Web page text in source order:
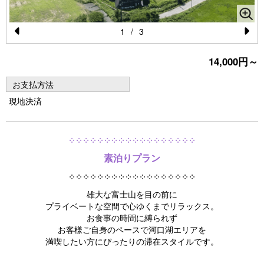
Pr
vi
o
N
e
1 / 3
14,000円～
お支払方法
現地決済
༶ ༶ ༶ ༶ ༶ ༶ ༶ ༶ ༶ ༶ ༶ ༶ ༶ ༶ ༶ ༶ ༶ ༶
素泊りプラン
༶ ༶ ༶ ༶ ༶ ༶ ༶ ༶ ༶ ༶ ༶ ༶ ༶ ༶ ༶ ༶ ༶ ༶
雄大な富士山を目の前に
プライベートな空間で心ゆくまでリラックス。
お食事の時間に縛られず
お客様ご自身のペースで河口湖エリアを
満喫したい方にぴったりの滞在スタイルです。